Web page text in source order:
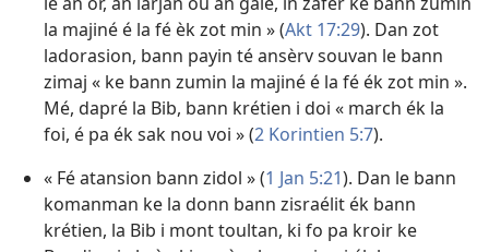
la majiné é la fé èk zot min » (Akt 17:29). Dan zot
ladorasion, bann payin té ansèrv souvan le bann
zimaj « ke bann zumin la majiné é la fé ék zot min ».
Mé, dapré la Bib, bann krétien i doi « march ék la
foi, é pa ék sak nou voi » (2 Korintien 5:7).
« Fé atansion bann zidol » (1 Jan 5:21). Dan le bann
komanman ke la donn bann zisraélit ék bann
krétien, la Bib i mont toultan, ki fo pa kroir ke